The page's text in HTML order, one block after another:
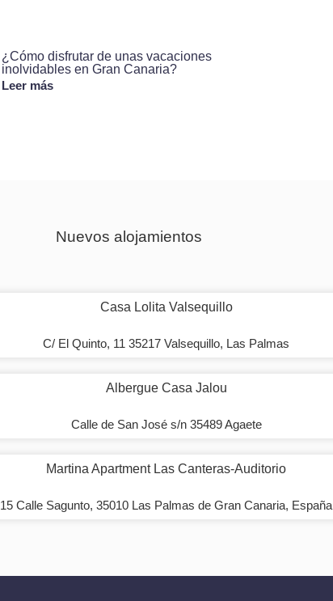
¿Cómo disfrutar de unas vacaciones
inolvidables en Gran Canaria?
Leer más
Nuevos alojamientos
Casa Lolita Valsequillo
C/ El Quinto, 11 35217 Valsequillo, Las Palmas
Albergue Casa Jalou
Calle de San José s/n 35489 Agaete
Martina Apartment Las Canteras-Auditorio
15 Calle Sagunto, 35010 Las Palmas de Gran Canaria, España